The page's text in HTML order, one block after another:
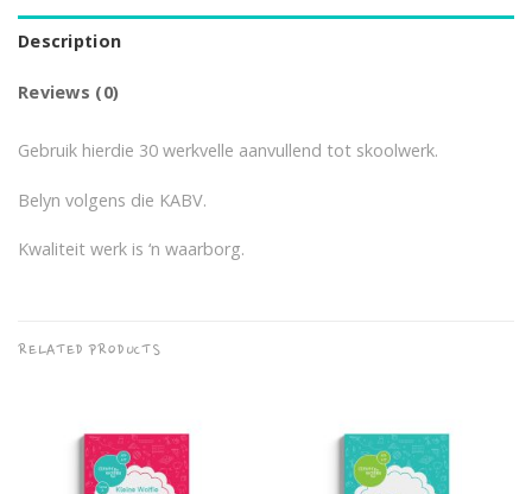
Description
Reviews (0)
Gebruik hierdie 30 werkvelle aanvullend tot skoolwerk.
Belyn volgens die KABV.
Kwaliteit werk is ‘n waarborg.
RELATED PRODUCTS